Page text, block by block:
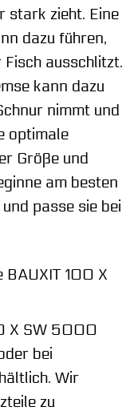
stark zieht. Eine
dazu führen,
ausschlitzt.
kann dazu
nimmt und
optimale
Größe und
am besten
passe sie bei
BAUXIT 100 X
X SW 5000
bei
Wir
zu